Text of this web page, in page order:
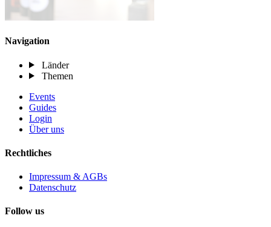
Navigation
Länder
Themen
Events
Guides
Login
Über uns
Rechtliches
Impressum & AGBs
Datenschutz
Follow us